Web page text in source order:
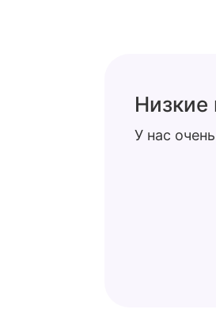
Низкие
У нас